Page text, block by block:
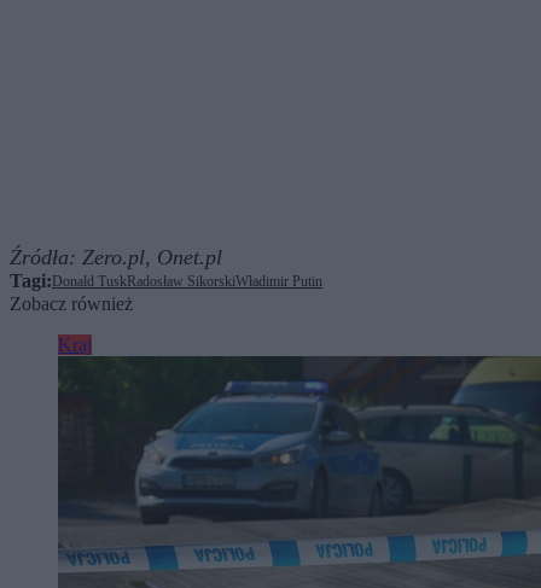
Źródła: Zero.pl, Onet.pl
Tagi: Donald Tusk Radosław SikorskiWładimir Putin
Zobacz również
Kraj